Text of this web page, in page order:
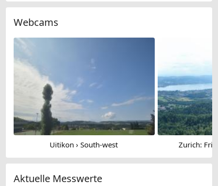
Webcams
Uitikon › South-west Zurich:
Aktuelle Messwerte